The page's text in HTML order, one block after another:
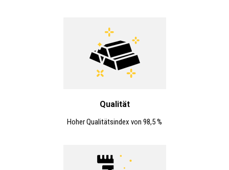
Qualität
Hoher Qualitätsindex von 98,5 %